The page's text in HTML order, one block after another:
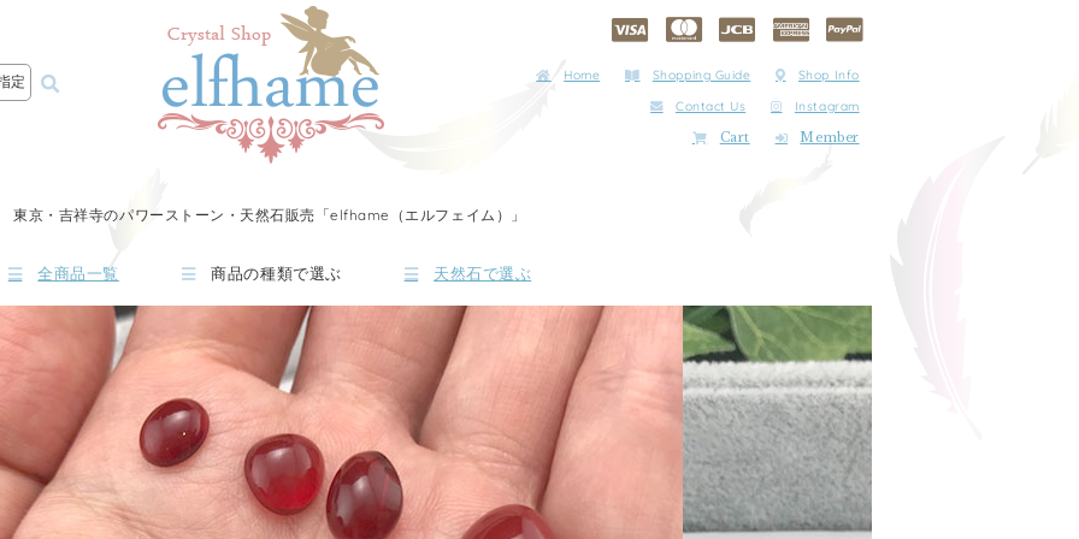
定 Home Shopping Guide
Shop Info
Contact Us
Instagram
Cart
Member
東京・吉祥寺のパワーストーン・天然石販売「elfhame（エルフェイム）」
全商品一覧 商品の種類で選ぶ 天然石で選ぶ